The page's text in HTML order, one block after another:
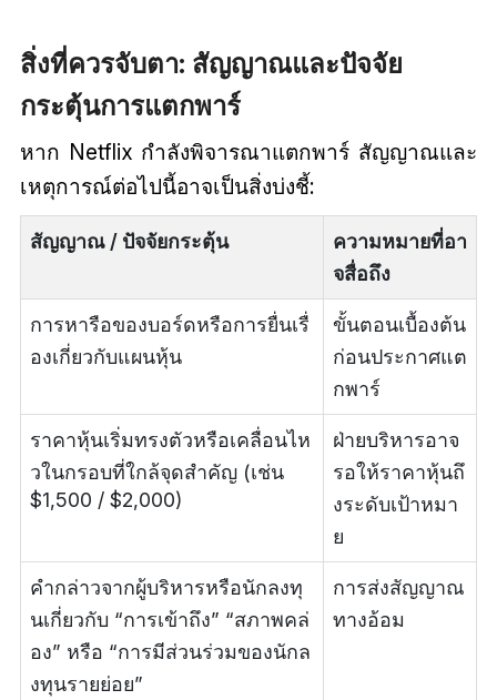
สิ่งที่ควรจับตา: สัญญาณและปัจจัย
กระตุ้นการแตกพาร์
หาก Netflix กำลังพิจารณาแตกพาร์ สัญญาณและ
เหตุการณ์ต่อไปนี้อาจเป็นสิ่งบ่งชี้:
สัญญาณ / ปัจจัยกระตุ้น
ความหมายที่อา
จสื่อถึง
การหารือของบอร์ดหรือการยื่นเรื่
องเกี่ยวกับแผนหุ้น
ขั้นตอนเบื้องต้น
ก่อนประกาศแต
กพาร์
ราคาหุ้นเริ่มทรงตัวหรือเคลื่อนไห
วในกรอบที่ใกล้จุดสำคัญ (เช่น
$1,500 / $2,000)
ฝ่ายบริหารอาจ
รอให้ราคาหุ้นถึ
งระดับเป้าหมา
ย
คำกล่าวจากผู้บริหารหรือนักลงทุ
นเกี่ยวกับ “การเข้าถึง” “สภาพคล่
อง” หรือ “การมีส่วนร่วมของนักล
งทุนรายย่อย”
การส่งสัญญาณ
ทางอ้อม